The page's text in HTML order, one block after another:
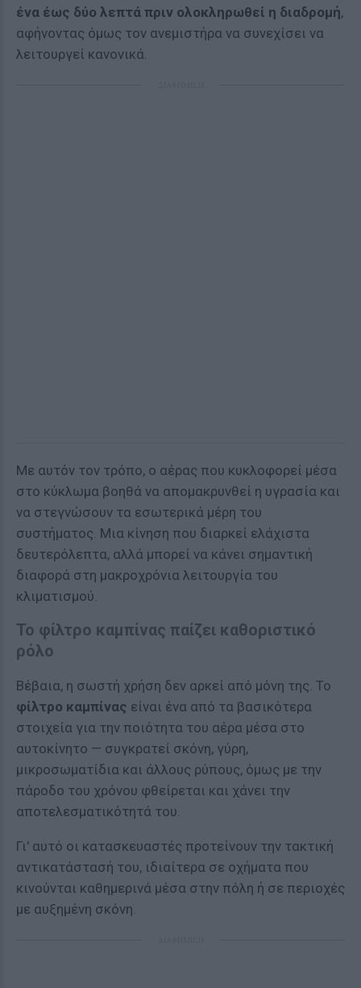
ένα έως δύο λεπτά πριν ολοκληρωθεί η διαδρομή,
αφήνοντας όμως τον ανεμιστήρα να συνεχίσει να
λειτουργεί κανονικά.
Με αυτόν τον τρόπο, ο αέρας που κυκλοφορεί μέσα
στο κύκλωμα βοηθά να απομακρυνθεί η υγρασία και
να στεγνώσουν τα εσωτερικά μέρη του
συστήματος. Μια κίνηση που διαρκεί ελάχιστα
δευτερόλεπτα, αλλά μπορεί να κάνει σημαντική
διαφορά στη μακροχρόνια λειτουργία του
κλιματισμού.
Το φίλτρο καμπίνας παίζει καθοριστικό
ρόλο
Βέβαια, η σωστή χρήση δεν αρκεί από μόνη της. Το
φίλτρο καμπίνας είναι ένα από τα βασικότερα
στοιχεία για την ποιότητα του αέρα μέσα στο
αυτοκίνητο — συγκρατεί σκόνη, γύρη,
μικροσωματίδια και άλλους ρύπους, όμως με την
πάροδο του χρόνου φθείρεται και χάνει την
αποτελεσματικότητά του.
Γι' αυτό οι κατασκευαστές προτείνουν την τακτική
αντικατάστασή του, ιδιαίτερα σε οχήματα που
κινούνται καθημερινά μέσα στην πόλη ή σε περιοχές
με αυξημένη σκόνη.